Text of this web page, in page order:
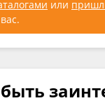
или